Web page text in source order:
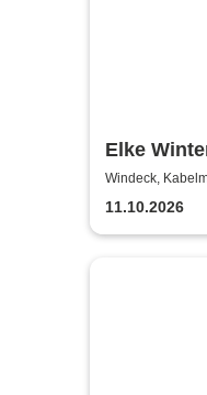
Elke
Comedy
Windeck,
11.10.2026